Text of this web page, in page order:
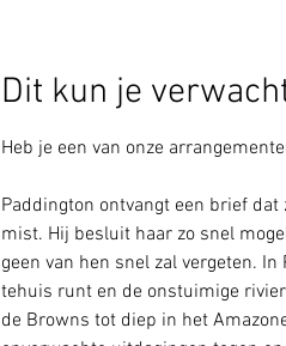
Dit kun je
Heb je een van onze
Paddington ontvangt een brief
mist. Hij besluit haar zo snel
geen van hen snel zal vergeten.
tehuis runt en de onstuimige
de Browns tot diep in het